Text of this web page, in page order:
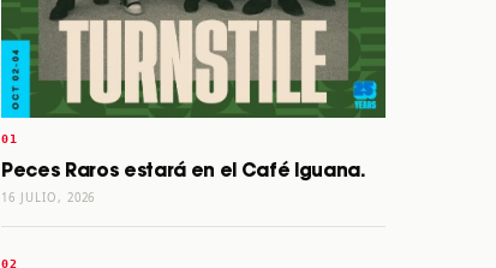
Peces Raros estará en el Café Iguana.
16 JULIO, 2026